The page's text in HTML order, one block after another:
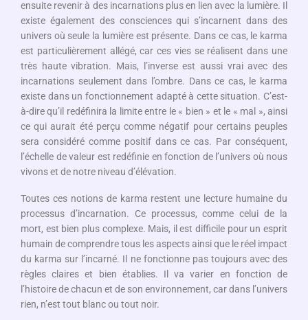
ensuite revenir à des incarnations plus en lien avec la lumière. Il
existe également des consciences qui s’incarnent dans des
univers où seule la lumière est présente. Dans ce cas, le karma
est particulièrement allégé, car ces vies se réalisent dans une
très haute vibration. Mais, l’inverse est aussi vrai avec des
incarnations seulement dans l’ombre. Dans ce cas, le karma
existe dans un fonctionnement adapté à cette situation. C’est-
à-dire qu’il redéfinira la limite entre le « bien » et le « mal », ainsi
ce qui aurait été perçu comme négatif pour certains peuples
sera considéré comme positif dans ce cas. Par conséquent,
l’échelle de valeur est redéfinie en fonction de l’univers où nous
vivons et de notre niveau d’élévation.
Toutes ces notions de karma restent une lecture humaine du
processus d’incarnation. Ce processus, comme celui de la
mort, est bien plus complexe. Mais, il est difficile pour un esprit
humain de comprendre tous les aspects ainsi que le réel impact
du karma sur l’incarné. Il ne fonctionne pas toujours avec des
règles claires et bien établies. Il va varier en fonction de
l’histoire de chacun et de son environnement, car dans l’univers
rien, n’est tout blanc ou tout noir.